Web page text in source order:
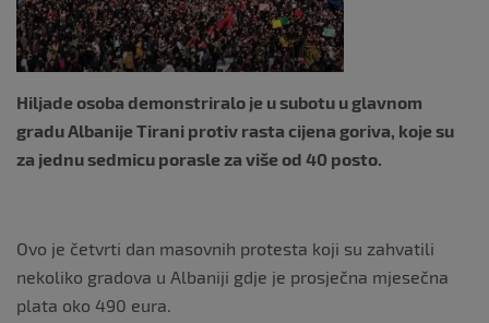
Hiljade osoba demonstriralo je u subotu u glavnom
gradu Albanije Tirani protiv rasta cijena goriva, koje su
za jednu sedmicu porasle za više od 40 posto.
Ovo je četvrti dan masovnih protesta koji su zahvatili
nekoliko gradova u Albaniji gdje je prosječna mjesečna
plata oko 490 eura.